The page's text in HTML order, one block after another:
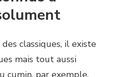
classiques, il existe
mais tout aussi
cumin, par exemple,